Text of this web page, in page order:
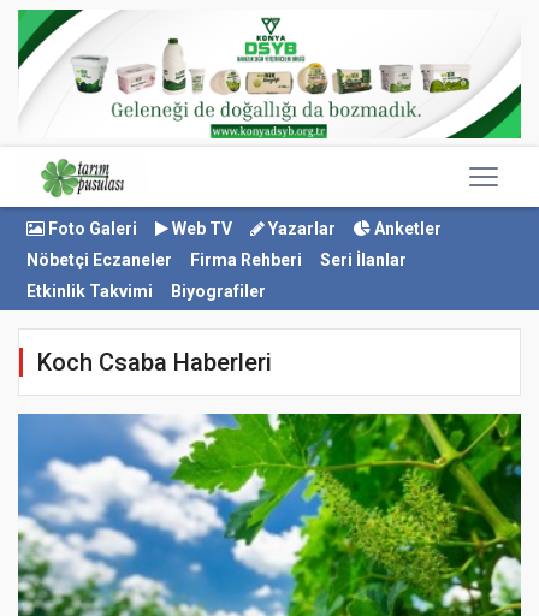
Foto Galeri Web TV Yazarlar
Anketler
Nöbetçi Eczaneler
Firma Rehberi
Seri İlanlar
Etkinlik Takvimi
Biyografiler
Koch Csaba Haberleri